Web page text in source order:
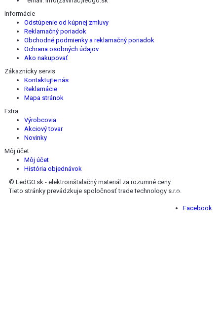
Informácie
Odstúpenie od kúpnej zmluvy
Reklamačný poriadok
Obchodné podmienky a reklamačný poriadok
Ochrana osobných údajov
Ako nakupovať
Zákaznícky servis
Kontaktujte nás
Reklamácie
Mapa stránok
Extra
Výrobcovia
Akciový tovar
Novinky
Môj účet
Môj účet
História objednávok
© LedGO.sk - elektroinštalačný materiál za rozumné ceny
Tieto stránky prevádzkuje spoločnosť trade technology s.r.o.
Nájdete nás na Facebooku :
Facebook